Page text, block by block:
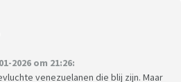
2026 om 21:26:
venezuelanen die blij zijn. Maar